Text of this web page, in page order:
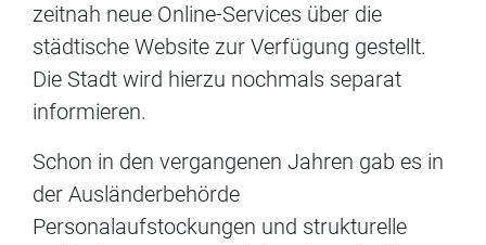
zeitnah neue Online-Services über die
städtische Website zur Verfügung gestellt.
Die Stadt wird hierzu nochmals separat
informieren.
Schon in den vergangenen Jahren gab es in
der Ausländerbehörde
Personalaufstockungen und strukturelle